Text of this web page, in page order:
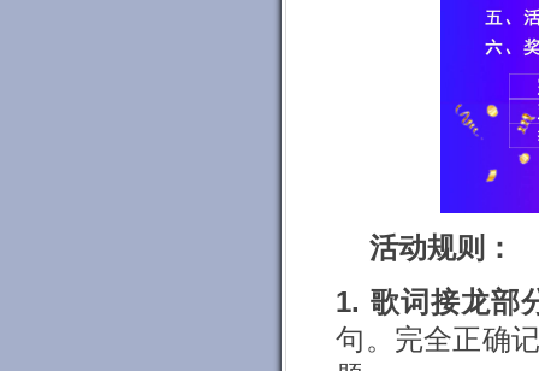
活动规则：
1. 歌词接龙部
句。完全正确